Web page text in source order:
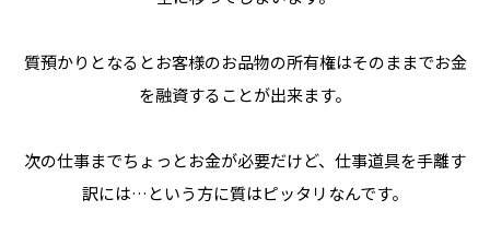
質預かりとなるとお客様のお品物の所有権はそのままでお金
を融資することが出来ます。
次の仕事までちょっとお金が必要だけど、仕事道具を手離す
訳には…という方に質はピッタリなんです。